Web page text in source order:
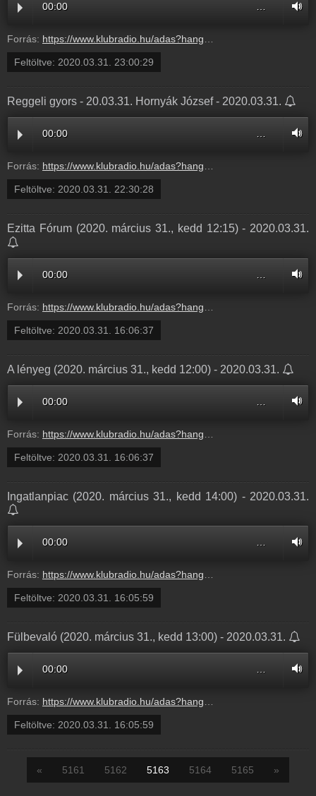
00:00 …
Forrás: https://www.klubradio.hu/adas?hanganyag_id=9698
Feltöltve: 2020.03.31. 23:00:29
Reggeli gyors - 20.03.31. Hornyák József - 2020.03.31.
00:00
Forrás: https://www.klubradio.hu/adas?hanganyag_id=9696
Feltöltve: 2020.03.31. 22:30:28
Ezitta Fórum (2020. március 31., kedd 12:15) - 2020.03.31.
00:00
Forrás: https://www.klubradio.hu/adas?hanganyag_id=9694
Feltöltve: 2020.03.31. 16:06:37
A lényeg (2020. március 31., kedd 12:00) - 2020.03.31.
00:00
Forrás: https://www.klubradio.hu/adas?hanganyag_id=9693
Feltöltve: 2020.03.31. 16:06:37
Ingatlanpiac (2020. március 31., kedd 14:00) - 2020.03.31.
00:00 …
Forrás: https://www.klubradio.hu/adas?hanganyag_id=9692
Feltöltve: 2020.03.31. 16:05:59
Fülbevaló (2020. március 31., kedd 13:00) - 2020.03.31.
00:00
Forrás: https://www.klubradio.hu/adas?hanganyag_id=9691
Feltöltve: 2020.03.31. 16:05:59
« 5161 5162 5163 5164 5165 »